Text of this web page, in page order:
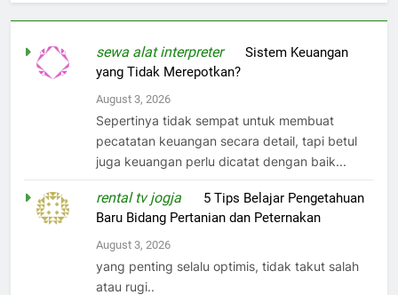
sewa alat interpreteronSistem Keuangan
yang Tidak Merepotkan?
August 3, 2026
Sepertinya tidak sempat untuk membuat
pecatatan keuangan secara detail, tapi betul
juga keuangan perlu dicatat dengan baik...
rental tv jogja
5 Tips Belajar Pengetahuan
Baru Bidang Pertanian dan Peternakan
August 3, 2026
yang penting selalu optimis, tidak takut salah
atau rugi..